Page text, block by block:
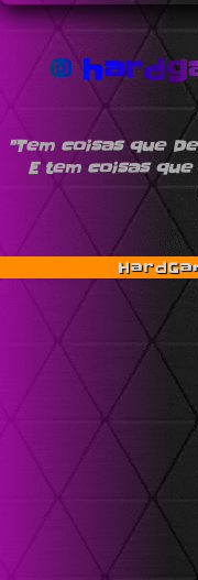
©
"Tem coisas que
E tem coisas